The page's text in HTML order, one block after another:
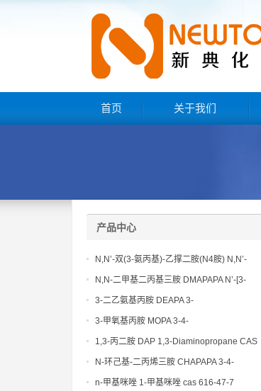
首页 关于我们
产品中心
N,N’-双(3-氨丙基)-乙撑二胺(N4胺) N,N’-
Bis(3-aminopropyl)-ethylenediamine CAS
No10563-26-5
N,N-二甲基二丙基三胺 DMAPAPA N’-[3-
(dimethylamino)propyllpropane-1,3-
diamine CAS No10563-29-8
3-二乙氨基丙胺 DEAPA 3-
(Diethylamino)propylamine CAS No 104-
3-甲氧基丙胺 MOPA 3-4-
Methoxypropylamine CAS No 5332-73-0
1,3-丙二胺 DAP 1,3-Diaminopropane CAS
No 109-76-2
N-环己基-二丙烯三胺 CHAPAPA 3-4-
Methoxypropylamine CAS No:5332-73-0
n-甲基咪唑 1-甲基咪唑 cas 616-47-7